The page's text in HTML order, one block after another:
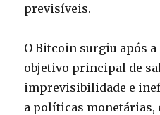
previsíveis.
O Bitcoin surgiu após
objetivo principal de
imprevisibilidade e
a políticas monetárias,